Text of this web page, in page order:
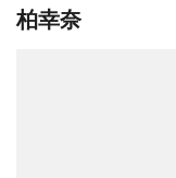
柏幸奈